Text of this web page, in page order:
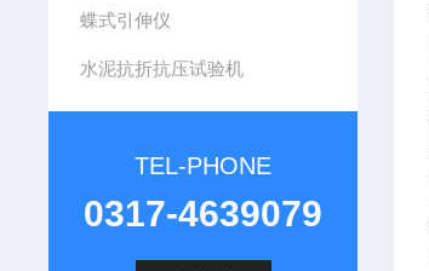
蝶式引伸仪
水泥抗折抗压试验机
TEL-PHONE
0317-4639079